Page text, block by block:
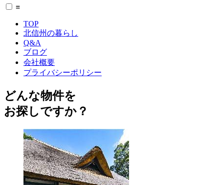
≡
TOP
北信州の暮らし
Q&A
ブログ
会社概要
プライバシーポリシー
どんな物件を
お探しですか？